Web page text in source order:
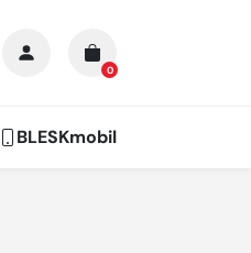
0
BLESKmobil